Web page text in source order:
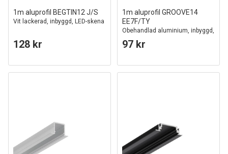
1m aluprofil BEGTIN12 J/S
Vit lackerad, inbyggd, LED-skena
128 kr
1m aluprofil GROOVE14
EE7F/TY
Obehandlad aluminium, inbyggd,
LED skena
97 kr